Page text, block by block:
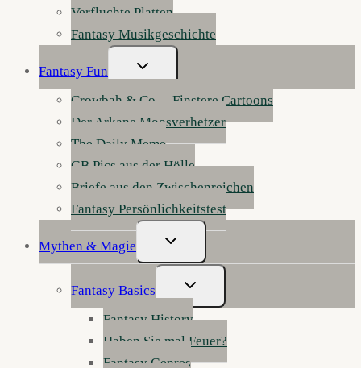
Verfluchte Platten
Fantasy Musikgeschichte
Fantasy Fun
Untermenü
Umschalten
Crowbah & Co. – Finstere Cartoons
Der Arkane Moosverhetzer
The Daily Meme
GB Pics aus der Hölle
Briefe aus den Zwischenreichen
Fantasy Persönlichkeitstest
Mythen & Magie
Untermenü
Umschalten
Fantasy Basics
Untermenü
Umschalten
Fantasy History
Haben Sie mal Feuer?
Fantasy Genres